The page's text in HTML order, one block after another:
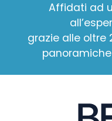
Affidati ad
grazie alle oltre